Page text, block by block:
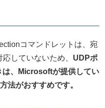
コマンドレットは、宛
していないため、 UDPポ
は、Microsoftが提供してい
法がおすすめです。